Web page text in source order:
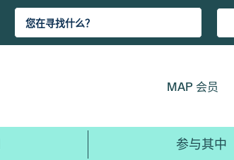
MAP 会员
参与其中